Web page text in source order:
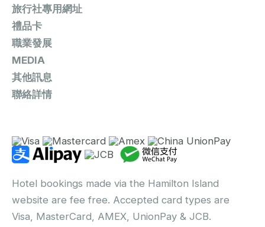
旅行社專用網址
禮品卡
職業發展
MEDIA
其他訊息
聯絡詳情
Hotel bookings made via the Hamilton Island
website are fee free. Accepted card types are
Visa, MasterCard, AMEX, UnionPay & JCB.